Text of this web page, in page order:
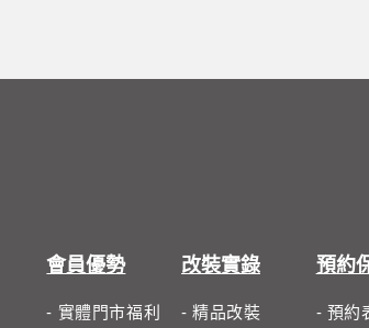
會員優勢
- 實體門市福利
改裝實錄
- 精品改裝
預約
- 預約